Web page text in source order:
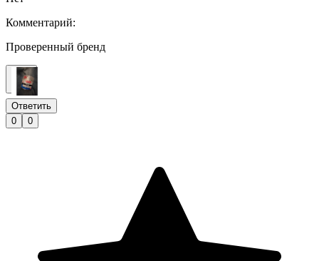
Комментарий:
Проверенный бренд
Ответить
0
0